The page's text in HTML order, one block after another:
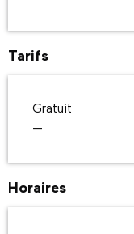
Tarifs
Gratuit
—
Horaires